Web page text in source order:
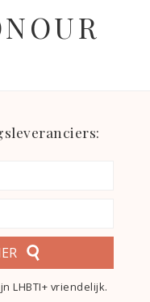
LHBTI+ vriendelijk.